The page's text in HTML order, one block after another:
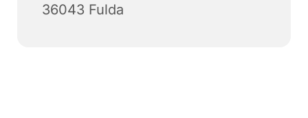
36043 Fulda